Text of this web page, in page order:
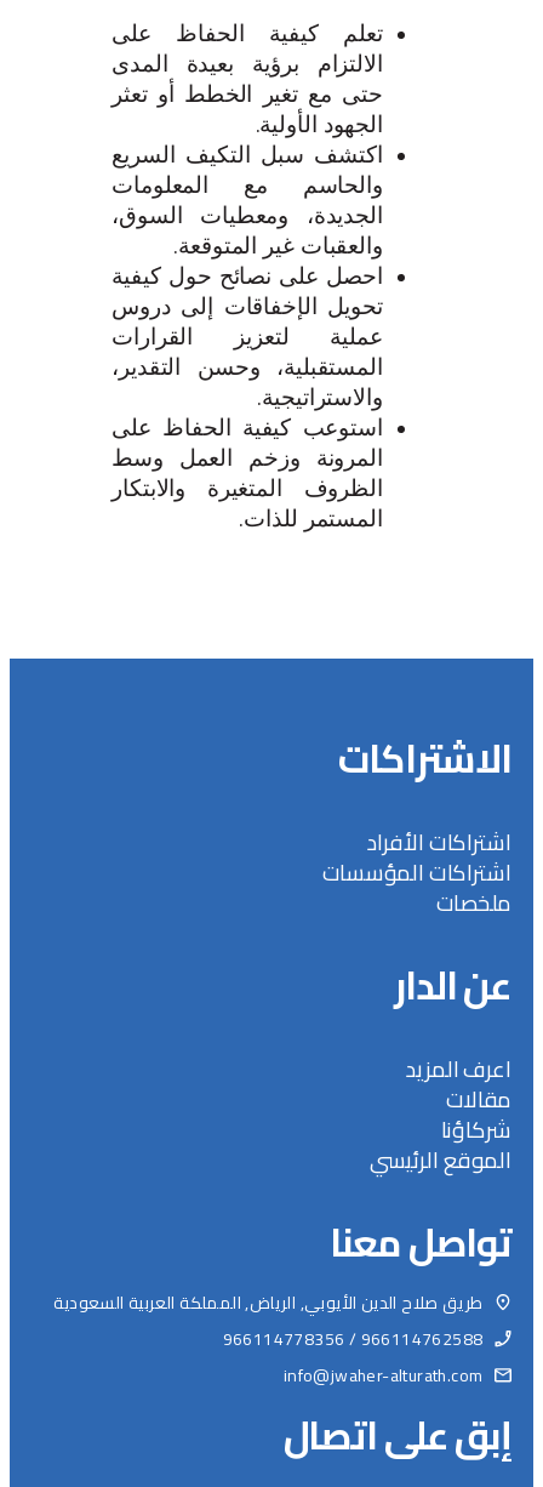
تعلم كيفية الحفاظ على
الالتزام برؤية بعيدة المدى
حتى مع تغير الخطط أو تعثر
الجهود الأولية.
اكتشف سبل التكيف السريع
والحاسم مع المعلومات
الجديدة، ومعطيات السوق،
والعقبات غير المتوقعة.
احصل على نصائح حول كيفية
تحويل الإخفاقات إلى دروس
عملية لتعزيز القرارات
المستقبلية، وحسن التقدير،
والاستراتيجية.
استوعب كيفية الحفاظ على
المرونة وزخم العمل وسط
الظروف المتغيرة والابتكار
المستمر للذات.
الاشتراكات
اشتراكات الأفراد
اشتراكات المؤسسات
ملخصات
عن الدار
اعرف المزيد
مقالات
شركاؤنا
الموقع الرئيسي
تواصل معنا
طريق صلاح الدين الأيوبي, الرياض, المملكة العربية السعودية
966114762588 / 966114778356
info@jwaher-alturath.com
إبق على اتصال